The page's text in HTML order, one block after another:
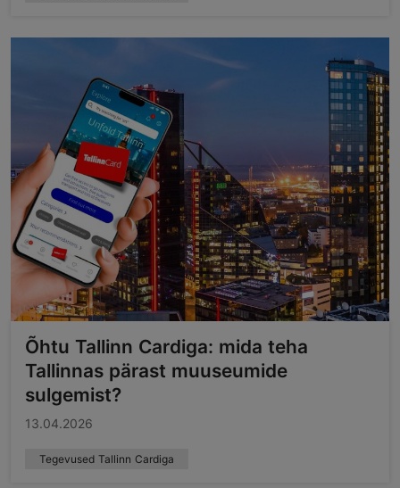
Õhtu Tallinn Cardiga: mida teha
Tallinnas pärast muuseumide
sulgemist?
13.04.2026
Tegevused Tallinn Cardiga